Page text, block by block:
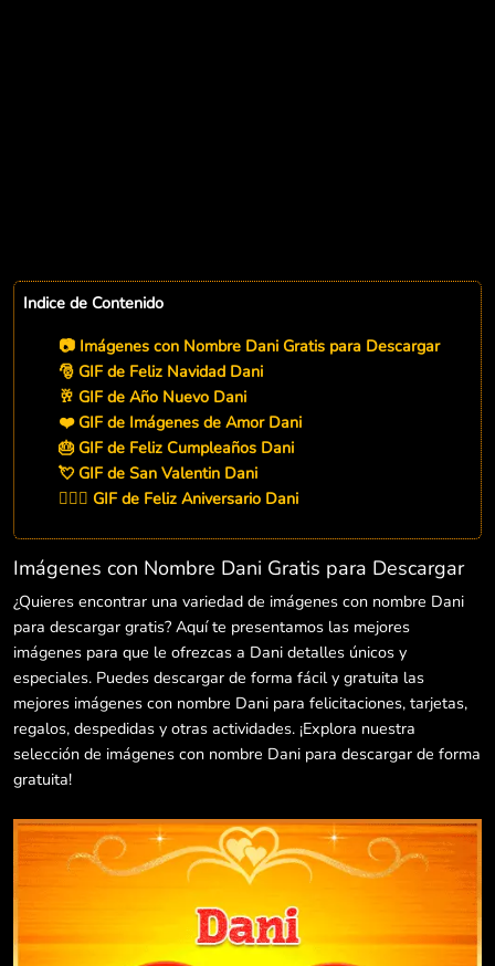
Indice de Contenido
📷 Imágenes con Nombre Dani Gratis para Descargar
🎅 GIF de Feliz Navidad Dani
🥂 GIF de Año Nuevo Dani
❤️ GIF de Imágenes de Amor Dani
🎂 GIF de Feliz Cumpleaños Dani
💘 GIF de San Valentin Dani
👨‍❤️‍👨 GIF de Feliz Aniversario Dani
Imágenes con Nombre Dani Gratis para Descargar
¿Quieres encontrar una variedad de imágenes con nombre Dani
para descargar gratis? Aquí te presentamos las mejores
imágenes para que le ofrezcas a Dani detalles únicos y
especiales. Puedes descargar de forma fácil y gratuita las
mejores imágenes con nombre Dani para felicitaciones, tarjetas,
regalos, despedidas y otras actividades. ¡Explora nuestra
selección de imágenes con nombre Dani para descargar de forma
gratuita!